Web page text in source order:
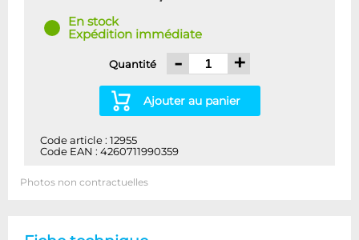
En stock
Expédition immédiate
Quantité - +
Ajouter au panier
Code article : 12955
Code EAN : 4260711990359
Photos non contractuelles